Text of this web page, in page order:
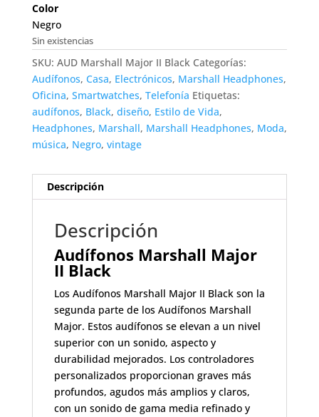
Color
Negro
Sin existencias
SKU: AUD Marshall Major II Black Categorías:
Audífonos, Casa, Electrónicos, Marshall Headphones,
Oficina, Smartwatches, Telefonía Etiquetas:
audífonos, Black, diseño, Estilo de Vida,
Headphones, Marshall, Marshall Headphones, Moda,
música, Negro, vintage
Descripción
Descripción
Audífonos Marshall Major
II Black
Los Audífonos Marshall Major II Black son la
segunda parte de los Audífonos Marshall
Major. Estos audífonos se elevan a un nivel
superior con un sonido, aspecto y
durabilidad mejorados. Los controladores
personalizados proporcionan graves más
profundos, agudos más amplios y claros,
con un sonido de gama media refinado y